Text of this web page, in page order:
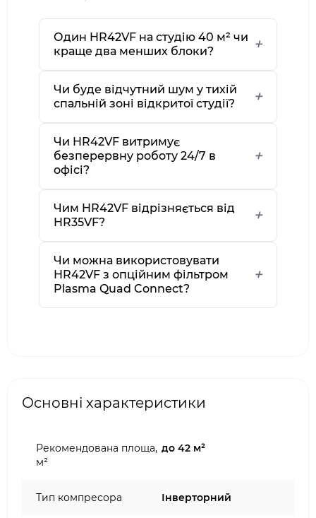
Один HR42VF на студію 40 м² чи
краще два менших блоки?
Чи буде відчутний шум у тихій
спальній зоні відкритої студії?
Чи HR42VF витримує
безперервну роботу 24/7 в
офісі?
Чим HR42VF відрізняється від
HR35VF?
Чи можна використовувати
HR42VF з опційним фільтром
Plasma Quad Connect?
Основні характеристики
Рекомендована площа,
м²
до 42 м²
Тип компресора Інверторний